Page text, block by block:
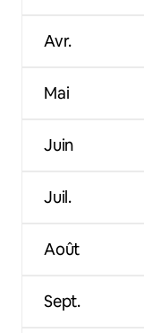
Avr.
Mai
Juin
Juil.
Août
Sept.